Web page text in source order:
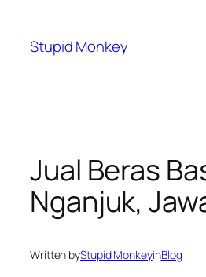
content
Stupid Monkey
Jual Beras
Nganjuk,
Written byStupid MonkeyinBlog